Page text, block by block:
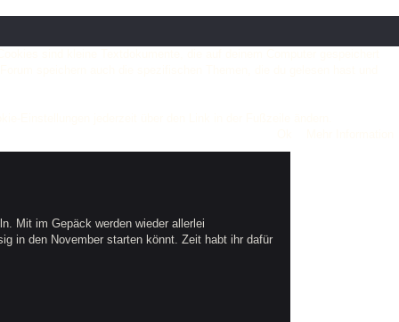
Mit im Gepäck werden wieder allerlei
in den November starten könnt. Zeit habt ihr dafür